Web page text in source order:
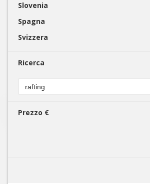
Slovenia
Spagna
Svizzera
Ricerca
Prezzo €